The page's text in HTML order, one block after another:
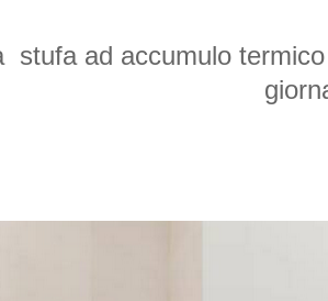
stufa ad accumulo